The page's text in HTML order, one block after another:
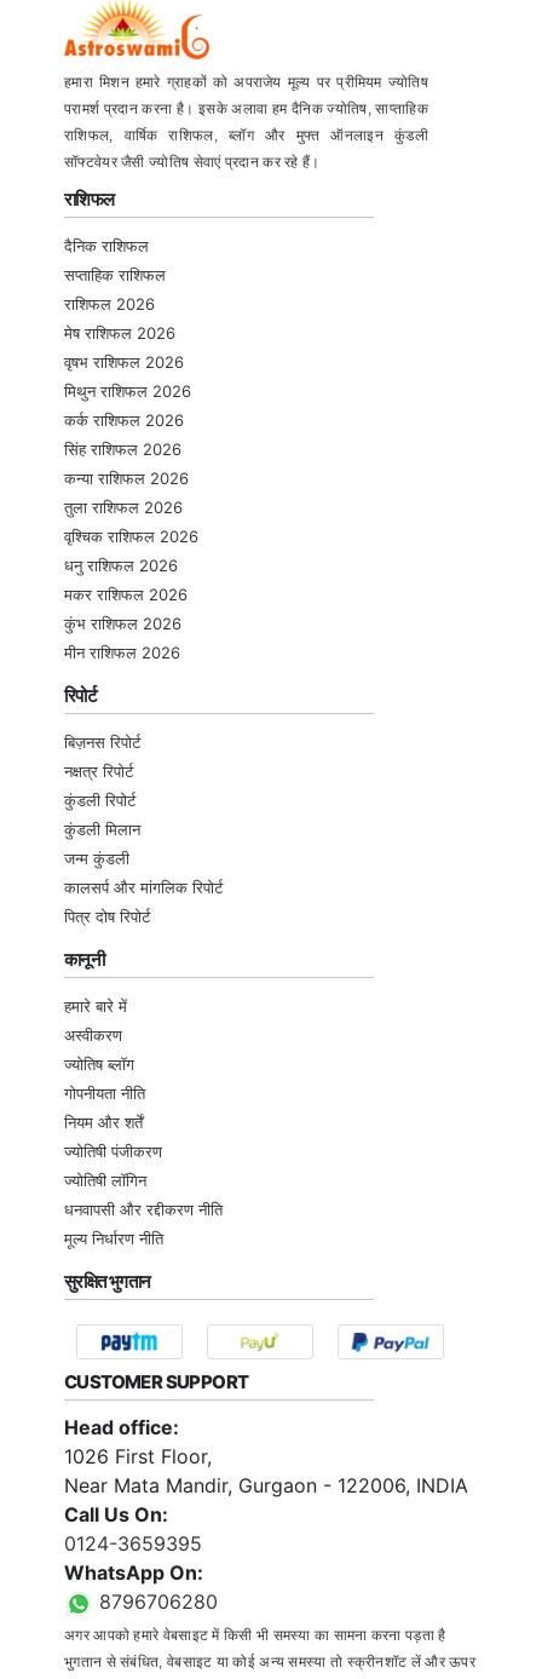
हमारा मिशन हमारे ग्राहकों को अपराजेय मूल्य पर प्रीमियम ज्योतिष
परामर्श प्रदान करना है। इसके अलावा हम दैनिक ज्योतिष, साप्ताहिक
राशिफल, वार्षिक राशिफल, ब्लॉग और मुफ्त ऑनलाइन कुंडली
सॉफ्टवेयर जैसी ज्योतिष सेवाएं प्रदान कर रहे हैं।
राशिफल
दैनिक राशिफल
सप्ताहिक राशिफल
राशिफल 2026
मेष राशिफल 2026
वृषभ राशिफल 2026
मिथुन राशिफल 2026
कर्क राशिफल 2026
सिंह राशिफल 2026
कन्या राशिफल 2026
तुला राशिफल 2026
वृश्चिक राशिफल 2026
धनु राशिफल 2026
मकर राशिफल 2026
कुंभ राशिफल 2026
मीन राशिफल 2026
रिपोर्ट
बिज़नस रिपोर्ट
नक्षत्र रिपोर्ट
कुंडली रिपोर्ट
कुंडली मिलान
जन्म कुंडली
कालसर्प और मांगलिक रिपोर्ट
पित्र दोष रिपोर्ट
कानूनी
हमारे बारे में
अस्वीकरण
ज्योतिष ब्लॉग
गोपनीयता नीति
नियम और शर्तें
ज्योतिषी पंजीकरण
ज्योतिषी लॉगिन
धनवापसी और रद्दीकरण नीति
मूल्य निर्धारण नीति
सुरक्षित भुगतान
CUSTOMER SUPPORT
Head office:
1026 First Floor,
Near Mata Mandir, Gurgaon - 122006, INDIA
Call Us On:
0124-3659395
WhatsApp On:
8796706280
अगर आपको हमारे वेबसाइट में किसी भी समस्या का सामना करना पड़ता है
भुगतान से संबंधित, वेबसाइट या कोई अन्य समस्या तो स्क्रीनशॉट लें और ऊपर